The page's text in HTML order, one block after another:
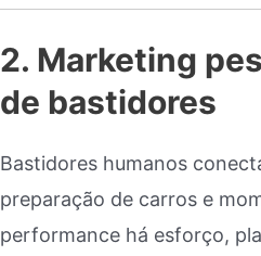
2. Marketing
de bastidores
Bastidores humanos
preparação de carros e
performance há esforço,